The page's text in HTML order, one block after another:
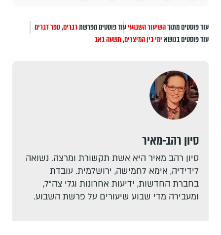
עוד פוסטים מתוךהשיעור השבועיעוד פוסטים מפרשתדברים,ספר דברים
עוד פוסטים בנושאימי בין המיצרים,תשעה באב
סיון רהב-מאיר
סיון רהב מאיר היא אשת תקשורת ומרצה. נשואה
לידידיה, אימא לחמישה, ירושלמית. עובדת
בחברת החדשות, ידיעות אחרונות וגלי צה"ל,
ומעבירה מדי שבוע שיעורים על פרשת השבוע.